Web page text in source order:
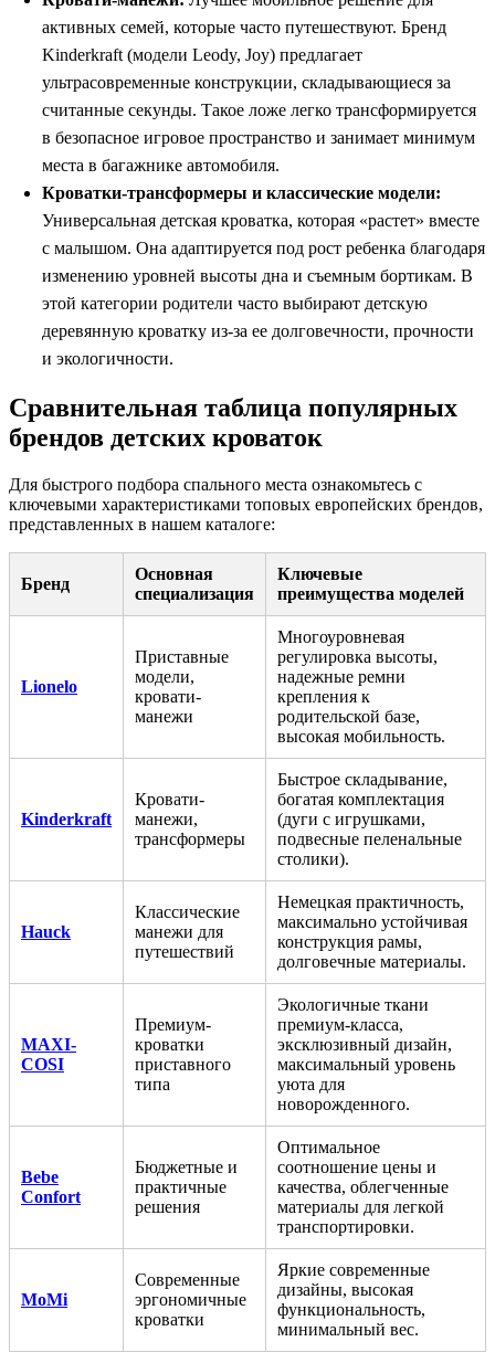
активных семей, которые часто путешествуют. Бренд
Kinderkraft (модели Leody, Joy) предлагает
ультрасовременные конструкции, складывающиеся за
считанные секунды. Такое ложе легко трансформируется
в безопасное игровое пространство и занимает минимум
места в багажнике автомобиля.
Кроватки-трансформеры и классические модели:
Универсальная детская кроватка, которая «растет» вместе
с малышом. Она адаптируется под рост ребенка благодаря
изменению уровней высоты дна и съемным бортикам. В
этой категории родители часто выбирают детскую
деревянную кроватку из-за ее долговечности, прочности
и экологичности.
Сравнительная таблица популярных
брендов детских кроваток
Для быстрого подбора спального места ознакомьтесь с
ключевыми характеристиками топовых европейских брендов,
представленных в нашем каталоге:
Бренд
Основная
специализация
Ключевые
преимущества моделей
Lionelo
Приставные
модели,
кровати-
манежи
Многоуровневая
регулировка высоты,
надежные ремни
крепления к
родительской базе,
высокая мобильность.
Kinderkraft
Кровати-
манежи,
трансформеры
Быстрое складывание,
богатая комплектация
(дуги с игрушками,
подвесные пеленальные
столики).
Hauck
Классические
манежи для
путешествий
Немецкая практичность,
максимально устойчивая
конструкция рамы,
долговечные материалы.
MAXI-
COSI
Премиум-
кроватки
приставного
типа
Экологичные ткани
премиум-класса,
эксклюзивный дизайн,
максимальный уровень
уюта для
новорожденного.
Bebe
Confort
Бюджетные и
практичные
решения
Оптимальное
соотношение цены и
качества, облегченные
материалы для легкой
транспортировки.
MoMi
Современные
эргономичные
кроватки
Яркие современные
дизайны, высокая
функциональность,
минимальный вес.